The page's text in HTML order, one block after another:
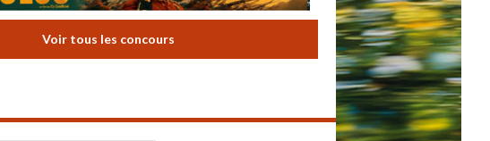
Voir tous les concours